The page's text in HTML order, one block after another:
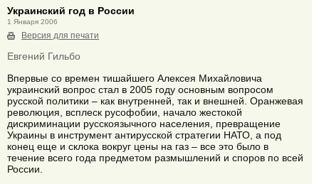
Украинский год в России
1 Января 2006
Версия для печати
Евгений Гильбо
Впервые со времен тишайшего Алексея Михайловича
украинский вопрос стал в 2005 году основным вопросом
русской политики – как внутренней, так и внешней. Оранжевая
революция, всплеск русофобии, начало жестокой
дискриминации русскоязычного населения, превращение
Украины в инструмент антирусской стратегии НАТО, а под
конец еще и склока вокруг цены на газ – все это было в
течение всего года предметом размышлений и споров по всей
России.